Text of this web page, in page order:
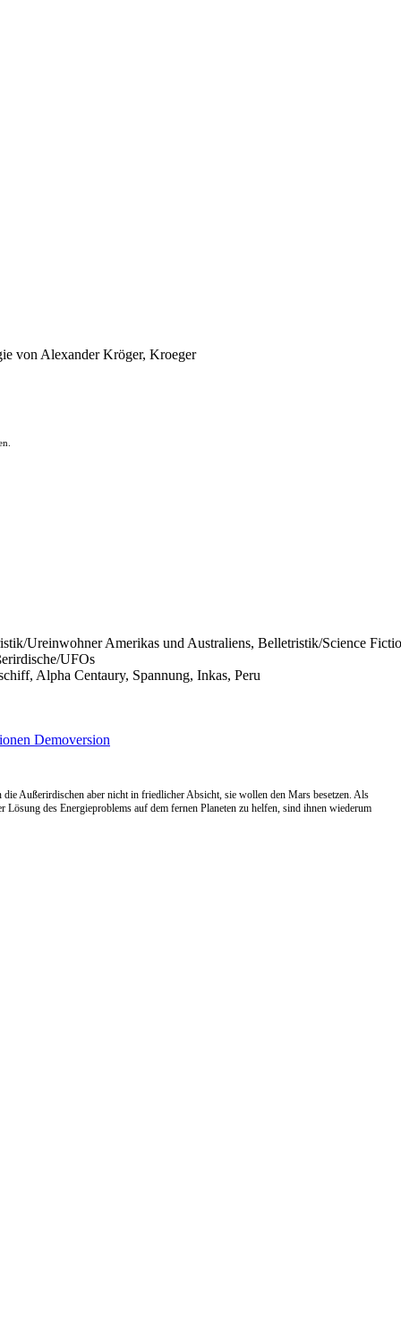
Ureinwohner Amerikas und Australiens, Belletristik/Science
UFOs
Alpha Centaury, Spannung, Inkas, Peru
Demoversion
Außerirdischen aber nicht in friedlicher Absicht, sie wollen den Mars besetzen. Als
des Energieproblems auf dem fernen Planeten zu helfen, sind ihnen wiederum